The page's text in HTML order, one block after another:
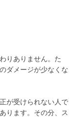
りありません。た
ダメージが少なくな
が受けられない人で
ります。その分、ス